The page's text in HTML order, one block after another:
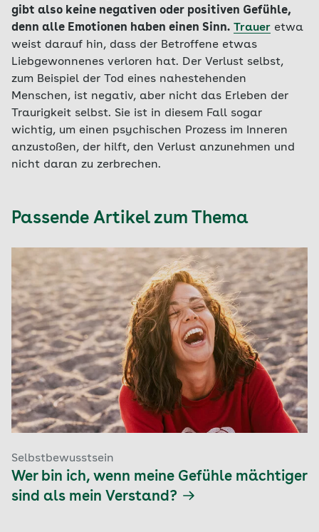
gibt also keine negativen oder positiven Gefühle,
denn alle Emotionen haben einen Sinn. Trauer etwa
weist darauf hin, dass der Betroffene etwas
Liebgewonnenes verloren hat. Der Verlust selbst,
zum Beispiel der Tod eines nahestehenden
Menschen, ist negativ, aber nicht das Erleben der
Traurigkeit selbst. Sie ist in diesem Fall sogar
wichtig, um einen psychischen Prozess im Inneren
anzustoßen, der hilft, den Verlust anzunehmen und
nicht daran zu zerbrechen.
Passende Artikel zum Thema
Selbstbewusstsein
Wer bin ich, wenn meine Gefühle mächtiger
sind als mein Verstand?